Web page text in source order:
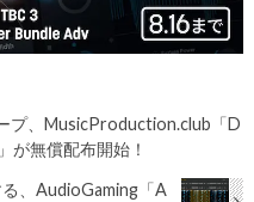
プ、MusicProduction.club「D
が無償配布開始！
、AudioGaming「A